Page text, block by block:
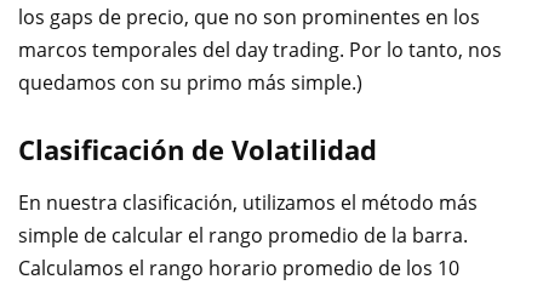
los gaps de precio, que no son prominentes en los
marcos temporales del day trading. Por lo tanto, nos
quedamos con su primo más simple.)
Clasificación de Volatilidad
En nuestra clasificación, utilizamos el método más
simple de calcular el rango promedio de la barra.
Calculamos el rango horario promedio de los 10